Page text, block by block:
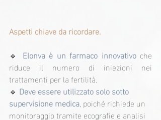
Aspetti chiave da ricordare.
🔹 Elonva è un farmaco innovativo che
riduce il numero di iniezioni nei
trattamenti per la fertilità.
🔹 Deve essere utilizzato solo sotto
supervisione medica, poiché richiede un
monitoraggio tramite ecografie e analisi